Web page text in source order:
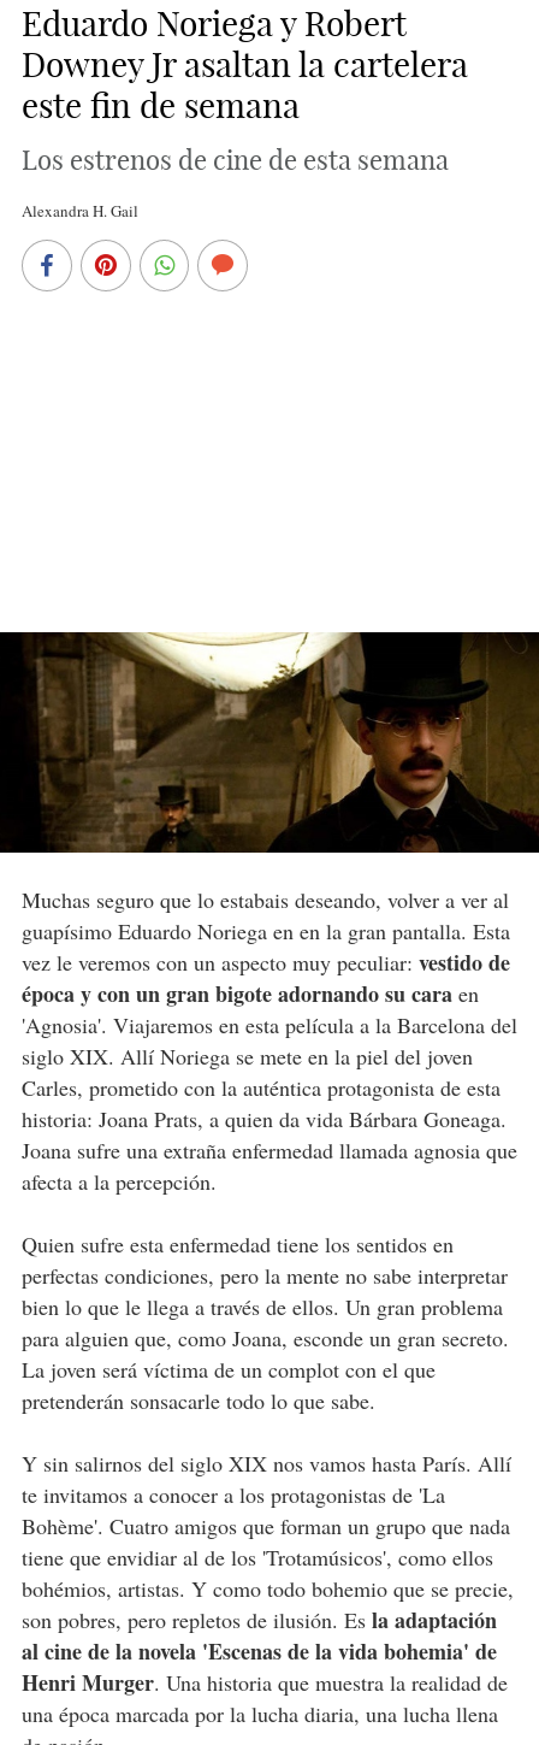
Eduardo Noriega y Robert
Downey Jr asaltan la cartelera
este fin de semana
Los estrenos de cine de esta semana
Alexandra H. Gail
Muchas seguro que lo estabais deseando, volver a ver al
guapísimo Eduardo Noriega en en la gran pantalla. Esta
vez le veremos con un aspecto muy peculiar: vestido de
época y con un gran bigote adornando su caraen
'Agnosia'. Viajaremos en esta película a la Barcelona del
siglo XIX. Allí Noriega se mete en la piel del joven
Carles, prometido con la auténtica protagonista de esta
historia: Joana Prats, a quien da vida Bárbara Goneaga.
Joana sufre una extraña enfermedad llamada agnosia que
afecta a la percepción.
Quien sufre esta enfermedad tiene los sentidos en
perfectas condiciones, pero la mente no sabe interpretar
bien lo que le llega a través de ellos. Un gran problema
para alguien que, como Joana, esconde un gran secreto.
La joven será víctima de un complot con el que
pretenderán sonsacarle todo lo que sabe.
Y sin salirnos del siglo XIX nos vamos hasta París. Allí
te invitamos a conocer a los protagonistas de 'La
Bohème'. Cuatro amigos que forman un grupo que nada
tiene que envidiar al de los 'Trotamúsicos', como ellos
bohémios, artistas. Y como todo bohemio que se precie,
son pobres, pero repletos de ilusión. Es la adaptación
al cine de la novela 'Escenas de la vida bohemia' de
Henri Murger. Una historia que muestra la realidad de
una época marcada por la lucha diaria, una lucha llena